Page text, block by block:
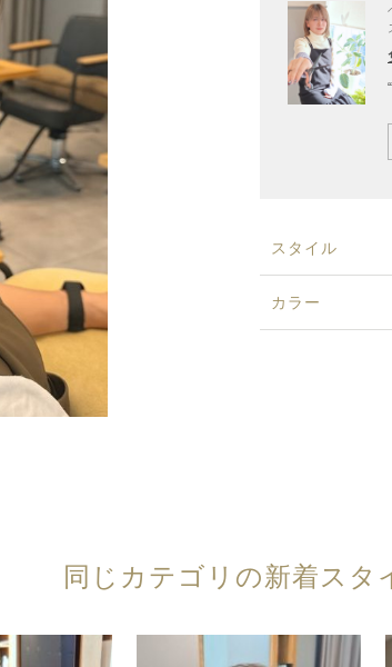
スタイル
カラー
同じカテゴリの新着スタ